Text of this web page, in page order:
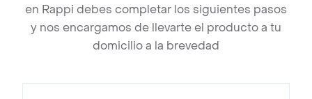
en Rappi debes completar los siguientes pasos
y nos encargamos de llevarte el producto a tu
domicilio a la brevedad